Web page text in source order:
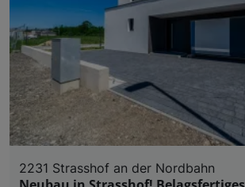
2231 Strasshof an der Nordbahn